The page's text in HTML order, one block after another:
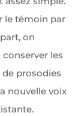
le témoin par
on
conserver les
prosodies
nouvelle voix